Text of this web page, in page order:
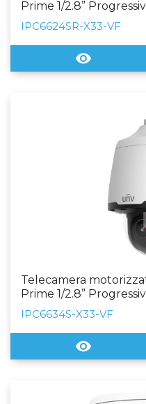
Prime 1/2.8”
4.5~148.5mm (33X) |
Software CMS,
IPC6624SR-X33-VF
Telecamera
Prime 1/2.8”
4.5~148.5mm (33X)
CMS, Smartphone e
IPC6634S-X33-VF